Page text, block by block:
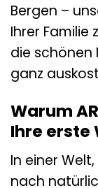
Bergen –
Ihrer Familie
die schönen
ganz
Warum
Ihre erste
In einer
nach